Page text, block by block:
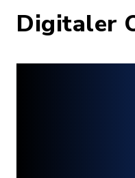
Digitaler